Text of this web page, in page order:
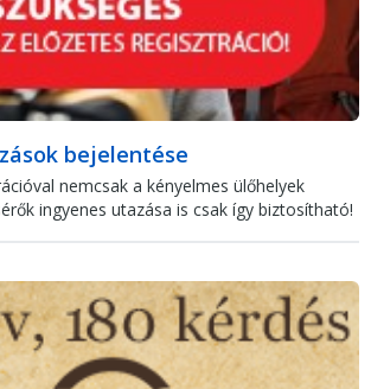
bejelentése
nemcsak a kényelmes ülőhelyek
ingyenes utazása is csak így biztosítható!